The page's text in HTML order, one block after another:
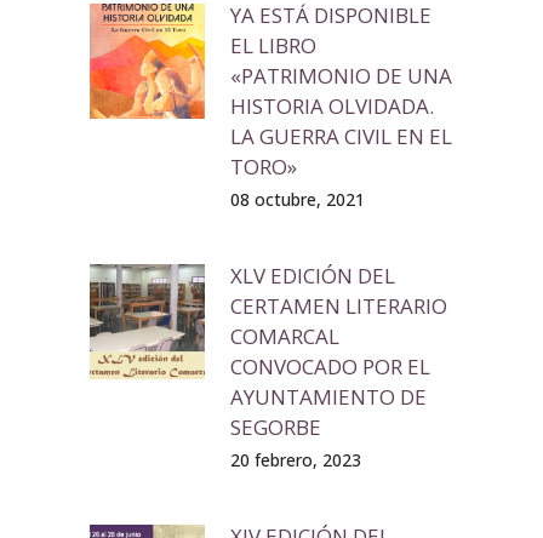
YA ESTÁ DISPONIBLE
EL LIBRO
«PATRIMONIO DE UNA
HISTORIA OLVIDADA.
LA GUERRA CIVIL EN EL
TORO»
08 octubre, 2021
XLV EDICIÓN DEL
CERTAMEN LITERARIO
COMARCAL
CONVOCADO POR EL
AYUNTAMIENTO DE
SEGORBE
20 febrero, 2023